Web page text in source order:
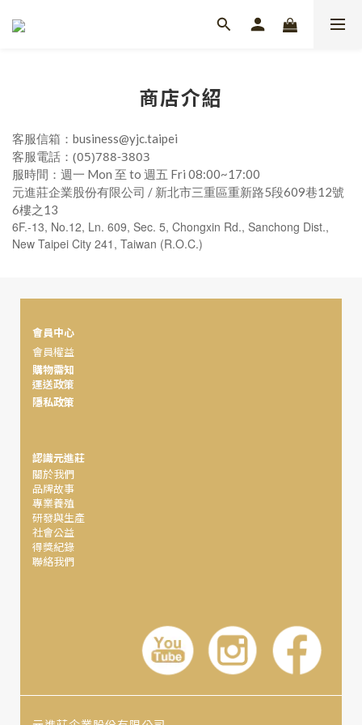
商店介紹
客服信箱：business@yjc.taipei
客服電話： (05)788-3803
服時間：週一 Mon 至 to 週五 Fri 08:00~17:00
元進莊企業股份有限公司 / 新北市三重區重新路5段609巷12號
6樓之13
6F.-13, No.12, Ln. 609, Sec. 5, Chongxin Rd., Sanchong Dist.,
New Taipei City 241, Taiwan (R.O.C.)
會員中心
會員權益
購物需知
運送政策
隱私政策
認識元進莊
關於我們
品牌故事
專業養殖
研發與生產
社會公益
得獎紀錄
聯絡我們